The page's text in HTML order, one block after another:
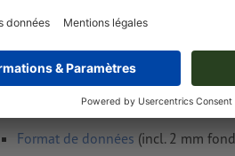
Exigences relatives aux
en-tête, A5
Format de données (incl. 2 mm